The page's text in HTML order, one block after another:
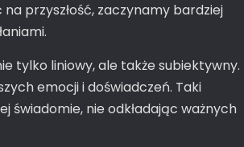
przyszłość, zaczynamy bardziej
tylko liniowy, ale także subiektywny.
emocji i doświadczeń. Taki
świadomie, nie odkładając ważnych